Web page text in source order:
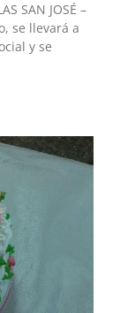
SAN JOSÉ –
se llevará a
y se